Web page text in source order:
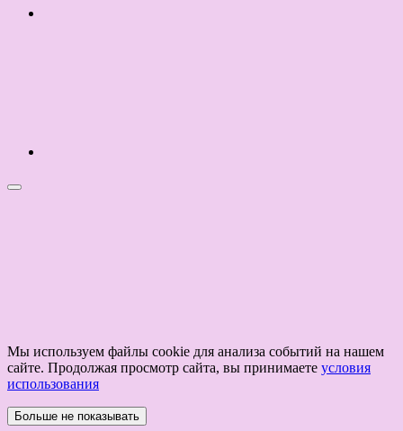
Мы используем файлы cookie для анализа событий на нашем
сайте. Продолжая просмотр сайта, вы принимаете условия
использования
Больше не показывать